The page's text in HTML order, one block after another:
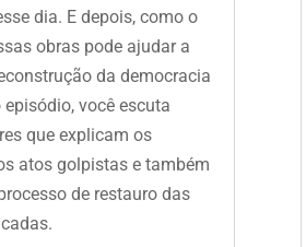
dia. E depois, como o
obras pode ajudar a
da democracia
episódio, você escuta
que explicam os
atos golpistas e também
de restauro das